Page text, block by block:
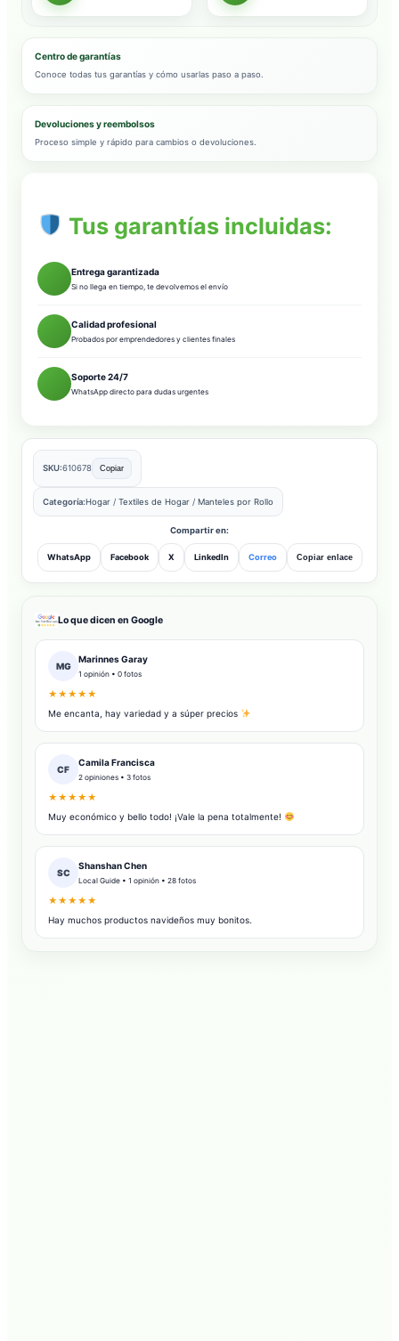
Centro de garantías
Conoce todas tus garantías y cómo usarlas paso a paso.
Devoluciones y reembolsos
Proceso simple y rápido para cambios o devoluciones.
Tus garantías incluidas:
Entrega garantizada
Si no llega en tiempo, te devolvemos el envío
Calidad profesional
Probados por emprendedores y clientes finales
Soporte 24/7
WhatsApp directo para dudas urgentes
SKU:610678 Copiar
Categoría:Hogar / Textiles de Hogar / Manteles por Rollo
Compartir en:
WhatsApp Facebook X LinkedIn Correo Copiar enlace
Lo que dicen en Google
MG
Marinnes Garay
1 opinión • 0 fotos
★★★★★
Me encanta, hay variedad y a súper precios
CF
Camila Francisca
2 opiniones • 3 fotos
★★★★★
Muy económico y bello todo! ¡Vale la pena totalmente!
SC
Shanshan Chen
Local Guide • 1 opinión • 28 fotos
★★★★★
Hay muchos productos navideños muy bonitos.